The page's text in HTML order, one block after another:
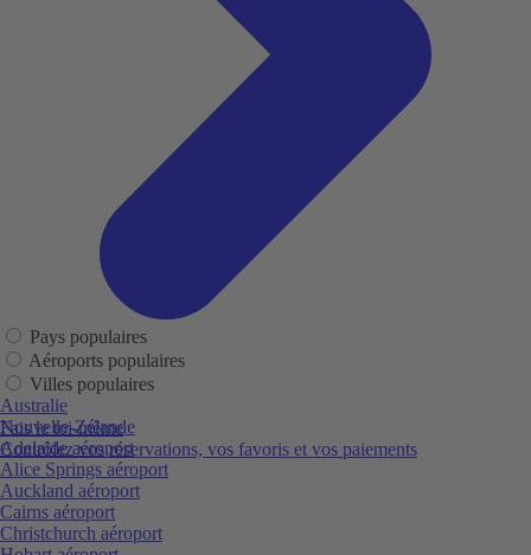
Fais le toi-même
Contrôlez vos réservations, vos favoris et vos paiements
Pays populaires
Aéroports populaires
Villes populaires
Australie
Nouvelle-Zélande
Adelaide aéroport
Alice Springs aéroport
Auckland aéroport
Cairns aéroport
Christchurch aéroport